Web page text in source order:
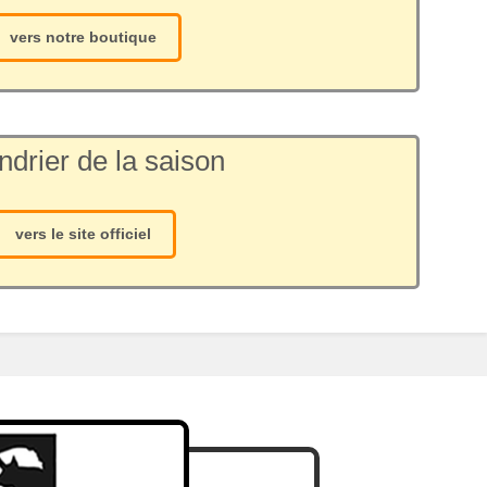
vers notre boutique
de la saison
vers le site officiel